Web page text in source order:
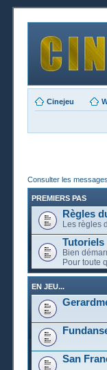
Cinejeu
Consulter les
PREMIERS PAS
Règles
Les règles
Tutoriels
Bien
Pour toute
EN JEU...
San